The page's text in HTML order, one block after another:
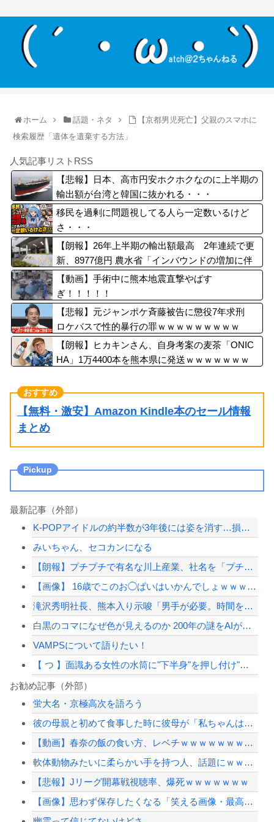
ホーム 話題・ネタ
【京都男児死亡】父親のスマホに
検索履歴「遺体を遺棄する方法」
人気記事リストRSS
【悲報】日本、高市円安ホクホクなのに上半期の
輸出額が台湾と韓国に抜かれる・・・
移民を過剰に問題視してる人ら一定数いるけど
さ・・・
【朗報】26年上半期の輸出額最高 2年連続で更
新、8977億円 農水省「インバウンドの増加に伴
い、日本食の認知度が向上」
【動画】手術中に熊本地震直撃やばす
ぎ！！！！！
【悲報】元ジャンポケ斉藤被告に懲役7年求刑
ロケバスで性的暴行の罪ｗｗｗｗｗｗｗｗｗ
【朗報】ヒカキンさん、自身考案の麦茶「ONIC
HA」1万4400本を熊本県に発送ｗｗｗｗｗｗｗ
【無料・激安】Amazon Kindle本のセール情報
まとめ
最新記事（外部）
K-POPアイドルの約半数が3年後には姿を消す…損益分岐点突破は4％未満
みいちゃん、セコカンになる
【朗報】プチプチで有名な川上産業、社名を「プチプチ株式会社」に変更ｗｗｗｗｗ
【画像】 16歳でこのお◯ぱいはいかんでしょｗｗｗwｗｗｗｗｗｗｗｗ❤
滝沢秀明社長、熊本入り示唆「男手が必要。時間を見つけて行きたい」
白黒のコマになぜ色が見えるのか 200年の謎をAIが解明！
VAMPSについて語りたい！
【 つ 】面識ある女性の水筒に"下半身"を押し付け"使用不能"にした疑い 66歳...
【悲報】ボートでかっ飛ばしてたセレブ集団、ふっ飛ぶｗｗｗｗ
【最近】冷たい空調服ってやつが出てるらしくめっちゃ欲しい
【配信者】「金バエ」のSNS更新が1週間途絶え、様々な憶測が飛び交う。1週間ぶり...
お勧め記事（外部）
蛍大名・京極高次を語ろう
彼の母親と初めて食事した時に彼母が「私ちゃんは結婚したら仕事辞める予定なんですっ...
【動画】春奈の飯の食い方、レベチｗｗｗｗｗｗｗｗｗｗｗｗｗｗｗｗｗｗｗｗｗｗｗｗ
軟体動物みたいに柔らかい手を持つ人、話題にｗｗｗｗ「脳が理解を拒む」「ミギー」
【悲報】Jリーグ開幕戦視聴率、爆死ｗｗｗｗｗｗｗ
【画像】思わず保存したくなる「笑える画像・最高な画像」貼っていけｗｗｗｗｗ